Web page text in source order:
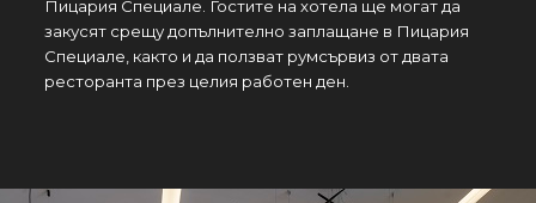
Пицария Специале. Гостите на хотела ще могат да
закусят срещу допълнително заплащане в Пицария
Специале, както и да ползват румсървиз от двата
ресторанта през целия работен ден.